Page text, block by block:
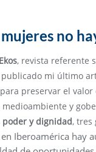
mujeres no
Ekos, revista referente
mi último
preservar el
y
poder y dignidad, tres
Iberoamérica hay